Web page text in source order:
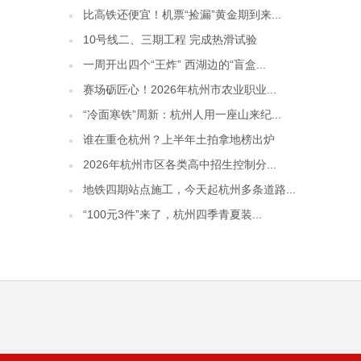
比高铁还便宜！机票“捡漏”黄金期到来...
10号线二、三期工程 完成热滑试验
一周开出四个“王炸” 西湖边的“盲盒...
赛场砺匠心！2026年杭州市农业职业...
“冷面寒铁”周新：杭州人用一座山来纪...
谁在重仓杭州？上半年土拍拿地榜出炉
2026年杭州市区各类高中招生控制分...
地铁四期站点施工，今天起杭州多条道路...
“100元3件”来了，杭州四季青夏装...